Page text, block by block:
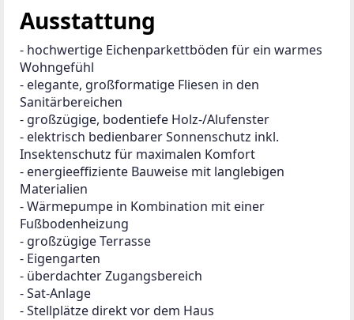
Ausstattung
- hochwertige Eichenparkettböden für ein warmes
Wohngefühl
- elegante, großformatige Fliesen in den
Sanitärbereichen
- großzügige, bodentiefe Holz-/Alufenster
- elektrisch bedienbarer Sonnenschutz inkl.
Insektenschutz für maximalen Komfort
- energieeffiziente Bauweise mit langlebigen
Materialien
- Wärmepumpe in Kombination mit einer
Fußbodenheizung
- großzügige Terrasse
- Eigengarten
- überdachter Zugangsbereich
- Sat-Anlage
- Stellplätze direkt vor dem Haus